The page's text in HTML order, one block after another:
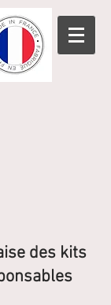
des kits